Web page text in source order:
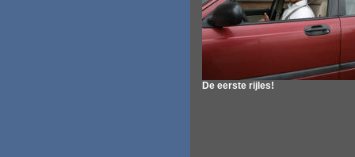
De eerste rijles!